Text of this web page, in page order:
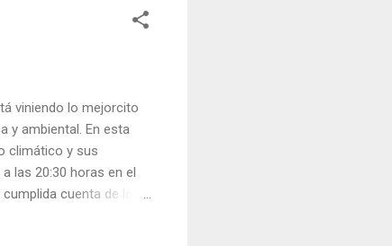
viniendo lo mejorcito
y ambiental. En esta
climático y sus
las 20:30 horas en el
cuenta de lo